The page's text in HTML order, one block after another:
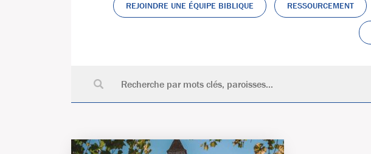
REJOINDRE UNE ÉQUIPE BIBLIQUE RESSOURCEMENT